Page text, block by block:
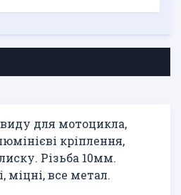
для мотоцикла,
кріплення,
Різьба 10мм.
міцні, все метал.